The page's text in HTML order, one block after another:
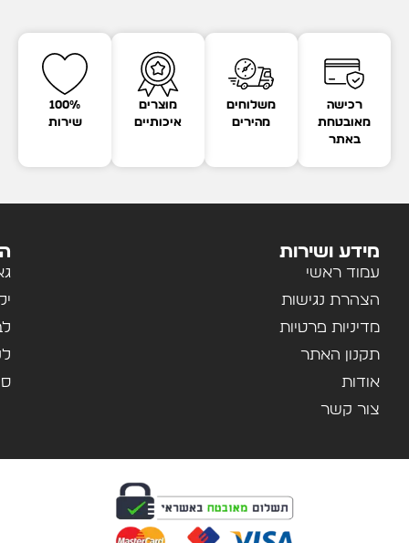
רכישה
מאובטחת
באתר
משלוחים
מהירים
מוצרים
איכותיים
100%
שירות
מידע ושירות
עמוד ראשי
הצהרת נגישות
מדיניות פרטיות
תקנון האתר
אודות
צור קשר